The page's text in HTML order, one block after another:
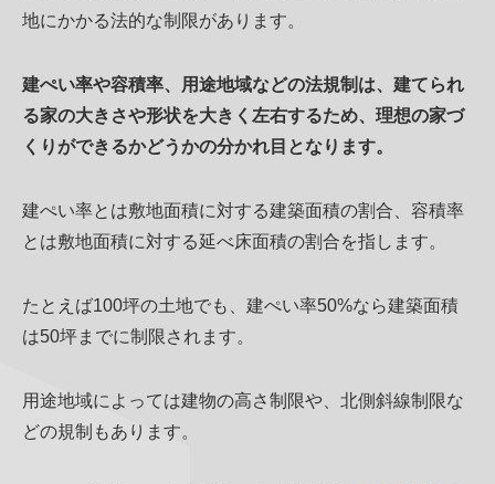
地にかかる法的な制限があります。
建ぺい率や容積率、用途地域などの法規制は、建てられ
る家の大きさや形状を大きく左右するため、理想の家づ
くりができるかどうかの分かれ目となります。
建ぺい率とは敷地面積に対する建築面積の割合、容積率
とは敷地面積に対する延べ床面積の割合を指します。
たとえば100坪の土地でも、建ぺい率50%なら建築面積
は50坪までに制限されます。
用途地域によっては建物の高さ制限や、北側斜線制限な
どの規制もあります。